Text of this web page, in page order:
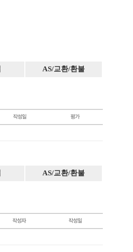
AS/교환/환불
AS/교환/환불